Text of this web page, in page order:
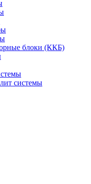
блоки (ККБ)
системы